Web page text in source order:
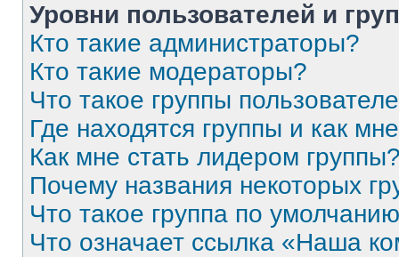
Уровни пользователей и
Кто такие администраторы?
Кто такие модераторы?
Что такое группы
Где находятся группы и как
Как мне стать лидером
Почему названия некоторых
Что такое группа по
Что означает ссылка «Наша